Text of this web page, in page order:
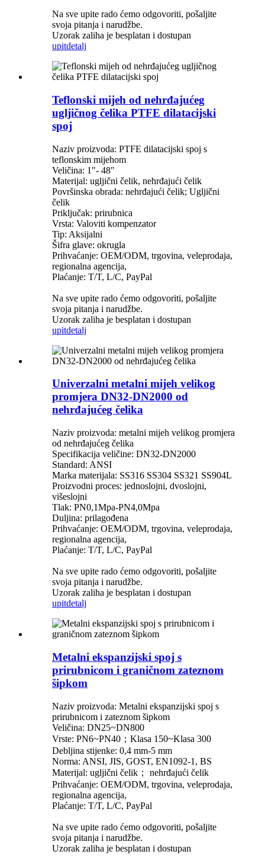
Na sve upite rado ćemo odgovoriti, pošaljite
svoja pitanja i narudžbe.
Uzorak zaliha je besplatan i dostupan
upitdetalj
Teflonski mijeh od nehrđajućeg
ugljičnog čelika PTFE dilatacijski
spoj
Naziv proizvoda: PTFE dilatacijski spoj s
teflonskim mijehom
Veličina: 1"- 48"
Materijal: ugljični čelik, nehrđajući čelik
Površinska obrada: nehrđajući čelik; Ugljični
čelik
Priključak: prirubnica
Vrsta: Valoviti kompenzator
Tip: Aksijalni
Šifra glave: okrugla
Prihvaćanje: OEM/ODM, trgovina, veleprodaja,
regionalna agencija,
Plaćanje: T/T, L/C, PayPal
Na sve upite rado ćemo odgovoriti, pošaljite
svoja pitanja i narudžbe.
Uzorak zaliha je besplatan i dostupan
upitdetalj
Univerzalni metalni mijeh velikog
promjera DN32-DN2000 od
nehrđajućeg čelika
Naziv proizvoda: metalni mijeh velikog promjera
od nehrđajućeg čelika
Specifikacija veličine: DN32-DN2000
Standard: ANSI
Marka materijala: SS316 SS304 SS321 SS904L
Proizvodni proces: jednoslojni, dvoslojni,
višeslojni
Tlak: PN0,1Mpa-PN4,0Mpa
Duljina: prilagođena
Prihvaćanje: OEM/ODM, trgovina, veleprodaja,
regionalna agencija,
Plaćanje: T/T, L/C, PayPal
Na sve upite rado ćemo odgovoriti, pošaljite
svoja pitanja i narudžbe.
Uzorak zaliha je besplatan i dostupan
upitdetalj
Metalni ekspanzijski spoj s
prirubnicom i graničnom zateznom
šipkom
Naziv proizvoda: Metalni ekspanzijski spoj s
prirubnicom i zateznom šipkom
Veličina: DN25~DN800
Vrste: PN6~PN40；Klasa 150~Klasa 300
Debljina stijenke: 0,4 mm-5 mm
Norma: ANSI, JIS, GOST, EN1092-1, BS
Materijal: ugljični čelik； nehrđajući čelik
Prihvaćanje: OEM/ODM, trgovina, veleprodaja,
regionalna agencija,
Plaćanje: T/T, L/C, PayPal
Na sve upite rado ćemo odgovoriti, pošaljite
svoja pitanja i narudžbe.
Uzorak zaliha je besplatan i dostupan